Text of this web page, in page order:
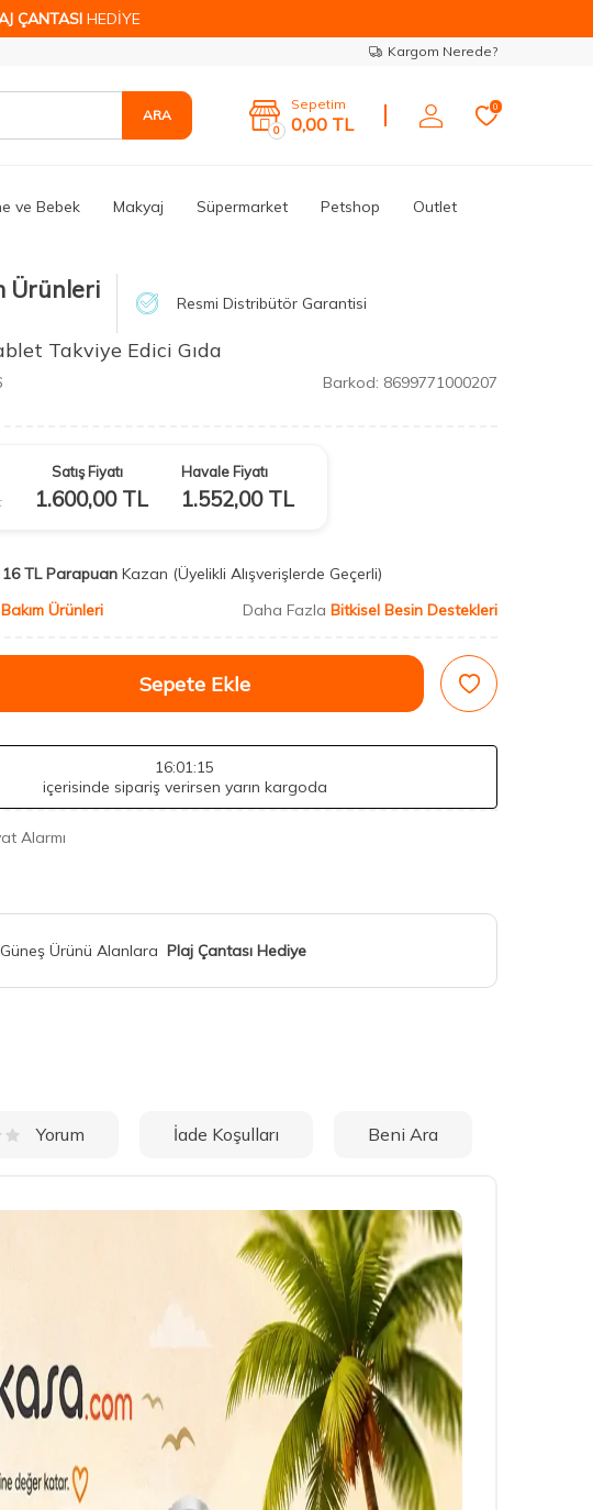
ÇANTASI HEDİYE
Kargom Nerede?
ARA
0
Sepetim
0,00 TL
0
ve Bebek Makyaj Süpermarket Petshop Outlet
Ürünleri Resmi Distribütör Garantisi
Takviye Edici Gıda
Barkod: 8699771000207
Satış Fiyatı
1.600,00TL
Havale Fiyatı
1.552,00TL
16 TL Parapuan Kazan (Üyelikli Alışverişlerde Geçerli)
Ürünleri Daha Fazla Bitkisel Besin Destekleri
Sepete Ekle
16:01:13
içerisinde sipariş verirsen yarın kargoda
Alarmı
Ürünü Alanlara Plaj Çantası Hediye
Yorum İade Koşulları Beni Ara